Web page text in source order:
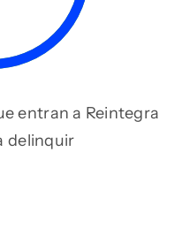
entran a Reintegra
delinquir